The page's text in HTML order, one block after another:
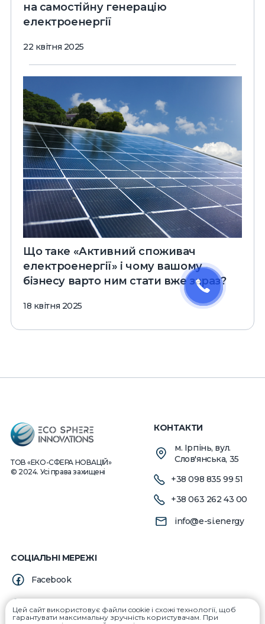
на самостійну генерацію
електроенергії
22 квітня 2025
Що таке «Активний споживач
електроенергії» і чому вашому
бізнесу варто ним стати вже зараз?
18 квітня 2025
ТОВ «ЕКО-СФЕРА НОВАЦІЙ»
© 2024. Усі права захищені
КОНТАКТИ
м. Ірпінь, вул.
Слов'янська, 35
+38 098 835 99 51
+38 063 262 43 00
info@e-si.energy
СОЦІАЛЬНІ МЕРЕЖІ
Facebook
Цей сайт використовує файли cookie і схожі технології, щоб
гарантувати максимальну зручність користувачам. При